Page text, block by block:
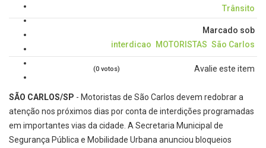
Trânsito
Marcado sob
interdicao
MOTORISTAS São Carlos
Avalie este item
(0 votos)
SÃO CARLOS/SP - Motoristas de São Carlos devem redobrar a
atenção nos próximos dias por conta de interdições programadas
em importantes vias da cidade. A Secretaria Municipal de
Segurança Pública e Mobilidade Urbana anunciou bloqueios